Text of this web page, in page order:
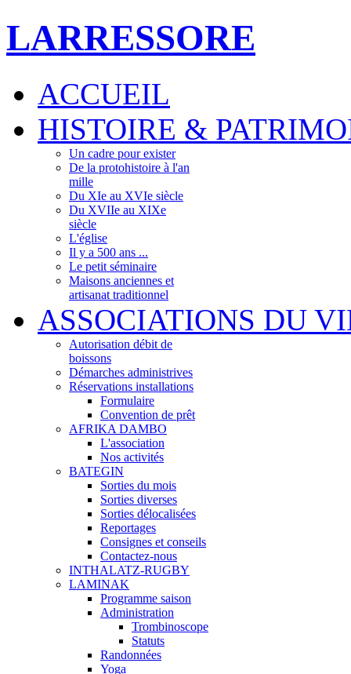
LARRESSORE
ACCUEIL
HISTOIRE &
Un cadre pour exister
De la protohistoire à l'an
mille
Du XIe au XVIe siècle
Du XVIIe au XIXe
siècle
L'église
Il y a 500 ans ...
Le petit séminaire
Maisons anciennes et
artisanat traditionnel
ASSOCIATIONS DU
Autorisation débit de
boissons
Démarches administrives
Réservations installations
Formulaire
Convention de prêt
AFRIKA DAMBO
L'association
Nos activités
BATEGIN
Sorties du mois
Sorties diverses
Sorties délocalisées
Reportages
Consignes et conseils
Contactez-nous
INTHALATZ-RUGBY
LAMINAK
Programme saison
Administration
Trombinoscope
Statuts
Randonnées
Yoga